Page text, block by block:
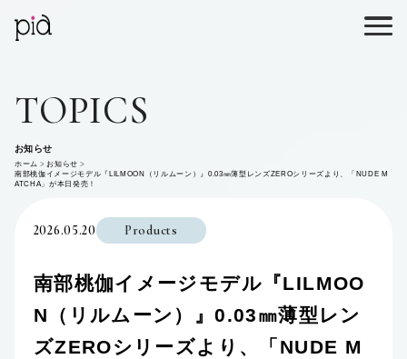
TOPICS
お知らせ
ホーム
お知らせ
南部桃伽イメージモデル『LILMOON（リルムーン）』0.03㎜薄型レンズZEROシリーズより、「NUDE M
ATCHA」が本日発売！
2026.05.20 Products
南部桃伽イメージモデル『LILMOO
N（リルムーン）』0.03㎜薄型レン
ズZEROシリーズより、「NUDE M